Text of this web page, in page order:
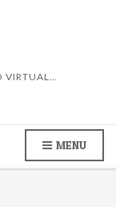
VIRTUAL…
MENU